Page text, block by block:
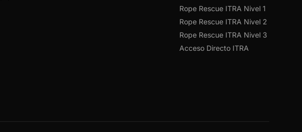
Rope Rescue ITRA Nivel 1
Rope Rescue ITRA Nivel 2
Rope Rescue ITRA Nivel 3
Acceso Directo ITRA